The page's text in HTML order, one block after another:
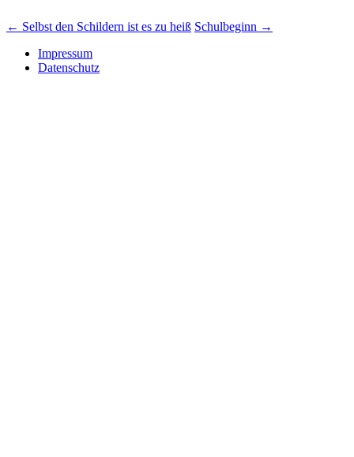
← Selbst den Schildern ist es zu heiß Schulbeginn →
Impressum
Datenschutz